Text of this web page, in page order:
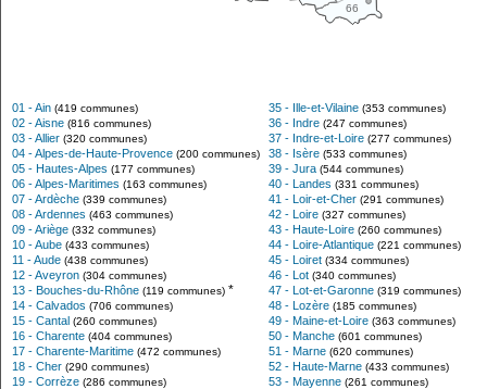
66
01 - Ain (419 communes)
02 - Aisne (816 communes)
03 - Allier (320 communes)
04 - Alpes-de-Haute-Provence (200 communes)
05 - Hautes-Alpes (177 communes)
06 - Alpes-Maritimes (163 communes)
07 - Ardèche (339 communes)
08 - Ardennes (463 communes)
09 - Ariège (332 communes)
10 - Aube (433 communes)
11 - Aude (438 communes)
12 - Aveyron (304 communes)
13 - Bouches-du-Rhône (119 communes) *
14 - Calvados (706 communes)
15 - Cantal (260 communes)
16 - Charente (404 communes)
17 - Charente-Maritime (472 communes)
18 - Cher (290 communes)
19 - Corrèze (286 communes)
35 - Ille-et-Vilaine (353 communes)
36 - Indre (247 communes)
37 - Indre-et-Loire (277 communes)
38 - Isère (533 communes)
39 - Jura (544 communes)
40 - Landes (331 communes)
41 - Loir-et-Cher (291 communes)
42 - Loire (327 communes)
43 - Haute-Loire (260 communes)
44 - Loire-Atlantique (221 communes)
45 - Loiret (334 communes)
46 - Lot (340 communes)
47 - Lot-et-Garonne (319 communes)
48 - Lozère (185 communes)
49 - Maine-et-Loire (363 communes)
50 - Manche (601 communes)
51 - Marne (620 communes)
52 - Haute-Marne (433 communes)
53 - Mayenne (261 communes)